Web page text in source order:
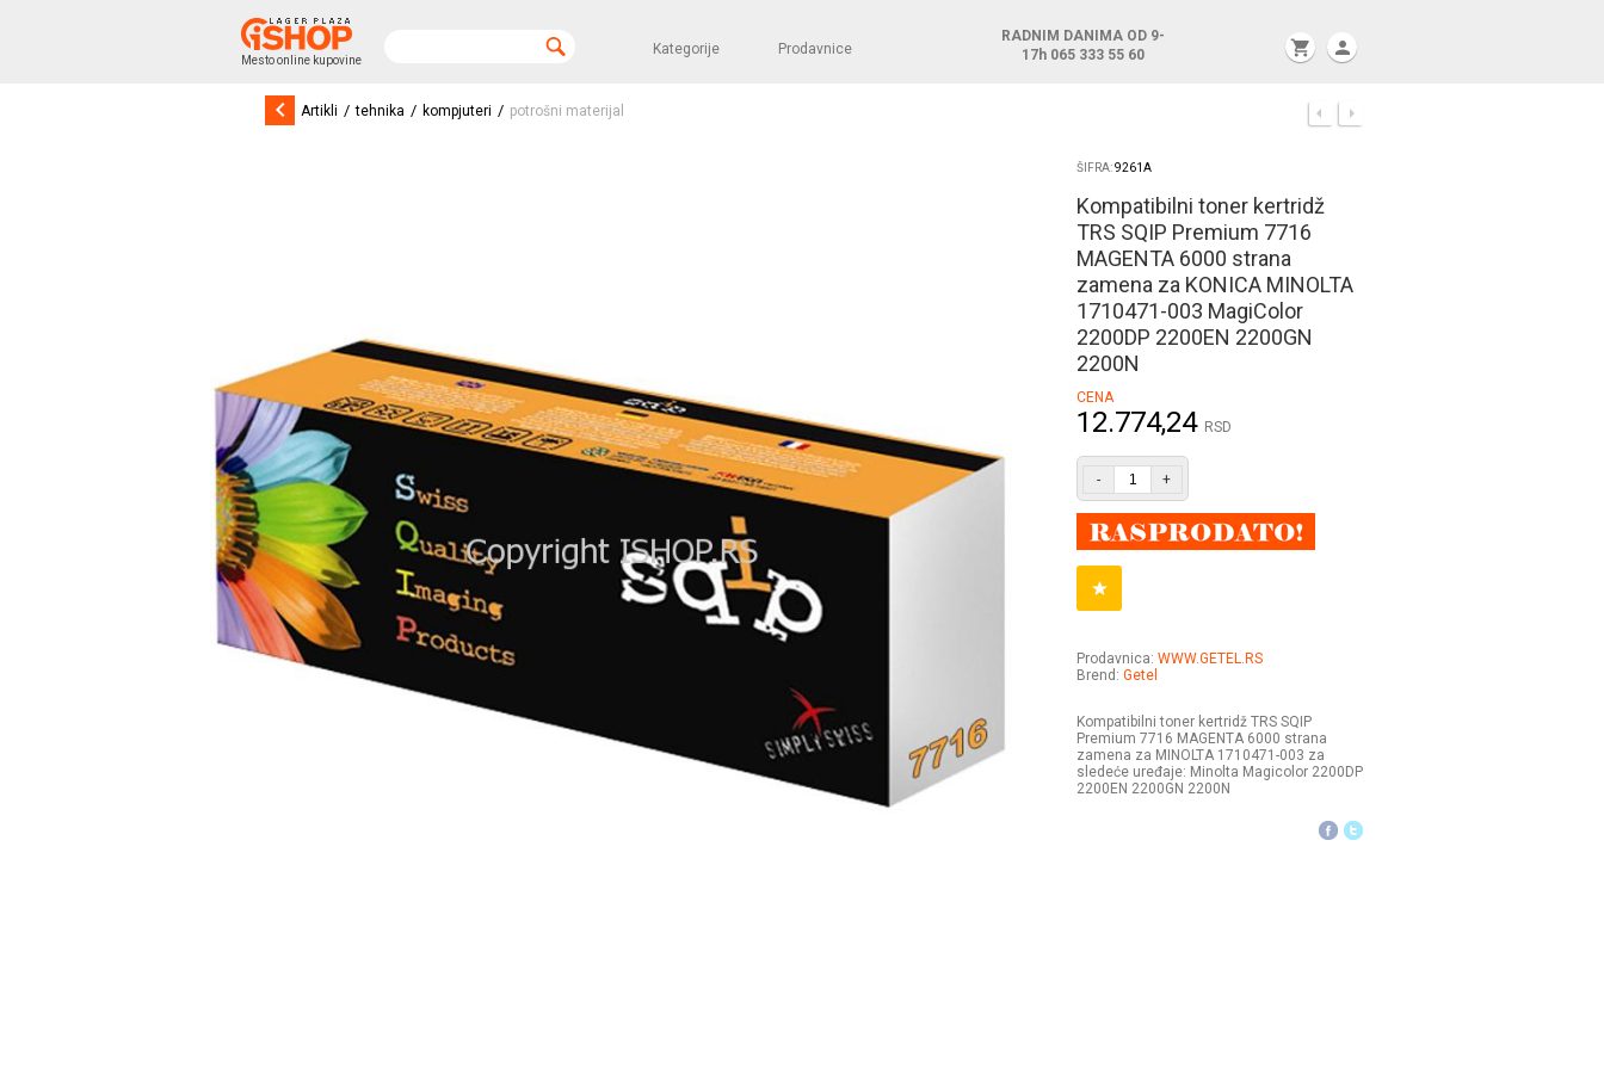
Mesto online kupovine
Kategorije Prodavnice
RADNIM DANIMA OD 9-
17h 065 333 55 60 shopping_cart person
keyboard_arrow_left Artikli / tehnika / kompjuteri / potrošni materijal
ŠIFRA:9261A
Kompatibilni toner kertridž
TRS SQIP Premium 7716
MAGENTA 6000 strana
zamena za KONICA MINOLTA
1710471-003 MagiColor
2200DP 2200EN 2200GN
2200N
CENA
12.774,24 RSD
- +
Prodavnica: WWW.GETEL.RS
Brend: Getel
Kompatibilni toner kertridž TRS SQIP
Premium 7716 MAGENTA 6000 strana
zamena za MINOLTA 1710471-003 za
sledeće uređaje: Minolta Magicolor 2200DP
2200EN 2200GN 2200N